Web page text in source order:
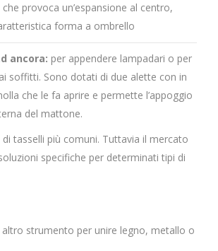
provoca un’espansione al centro,
forma a ombrello
ancora: per appendere lampadari o per
soffitti. Sono dotati di due alette con in
che le fa aprire e permette l’appoggio
del mattone.
tasselli più comuni. Tuttavia il mercato
specifiche per determinati tipi di
strumento per unire legno, metallo o